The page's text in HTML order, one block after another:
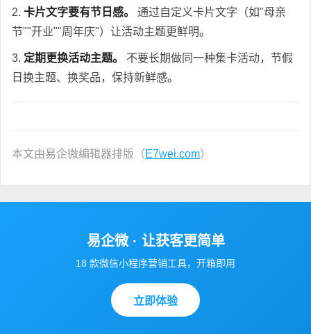
2. 卡片文字要有节日感。
通过自定义卡片文字（如"母亲
节""开业""周年庆"）让活动主题更鲜明。
3. 定期更换活动主题。
不要长期做同一种集卡活动，节假
日换主题、换奖品，保持新鲜感。
本文由易企微编辑器排版（E7wei.com）
易企微 · 让获客更简单
18 款微信小程序营销工具，开箱即用
立即体验